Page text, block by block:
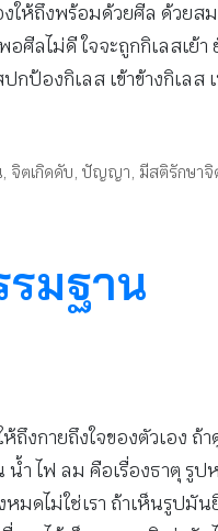
งให้ถึงพร้อมด้วยศีล ด้วย
อศีลไม่ดี ใจจะถูกกิเลส
กป้องกิเลส เข้าข้างกิเลส
, จิตเกิดดับ,ปัญญา, มีสติรักษาจิ
มฐาน
ถึงกายถึงใจของตัวเอง
ำ ไฟ ลม คือเรื่องธาตุ รูปห
หมดไม่ใช่เรา ถ้าเห็นรูปมั